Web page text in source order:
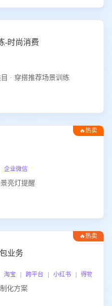
-时尚消费
· 穿搭推荐场景训练
🔥热卖
业微信
亮灯提醒
🔥热卖
业务
宝 | 跨平台 | 小红书 | 得物 | 企
化方案